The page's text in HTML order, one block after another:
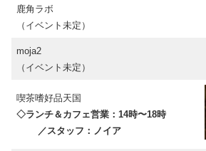
鹿角ラボ
（イベント未定）
moja2
（イベント未定）
喫茶嗜好品天国
◇ランチ＆カフェ営業：14時〜18時
／スタッフ：ノイア